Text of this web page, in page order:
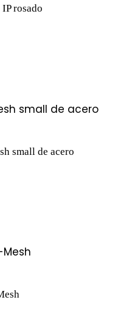
rosado
small de acero